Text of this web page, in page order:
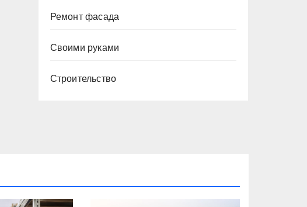
Ремонт фасада
Своими руками
Строительство